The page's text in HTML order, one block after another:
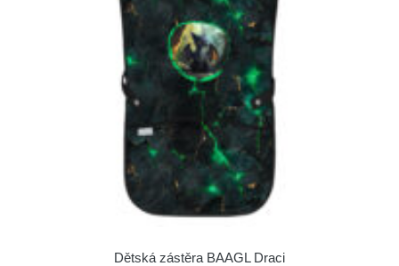
Dětská zástěra BAAGL Draci